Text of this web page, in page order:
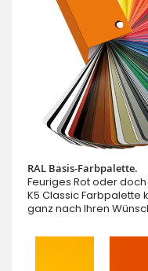
RAL Basis-Farbpalette.
Feuriges Rot oder
K5 Classic Farbpalette
ganz nach Ihren